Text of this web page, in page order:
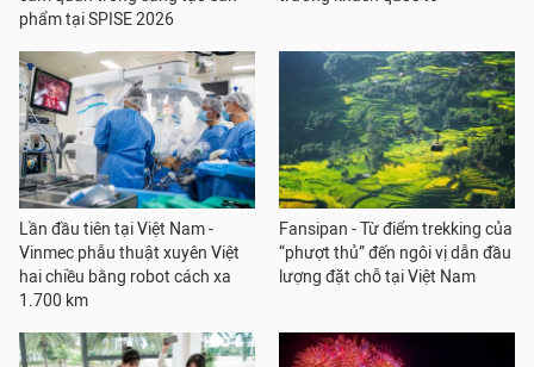
phẩm tại SPISE 2026
Lần đầu tiên tại Việt Nam -
Vinmec phẫu thuật xuyên Việt
hai chiều bằng robot cách xa
1.700 km
Fansipan - Từ điểm trekking của
“phượt thủ” đến ngôi vị dẫn đầu
lượng đặt chỗ tại Việt Nam